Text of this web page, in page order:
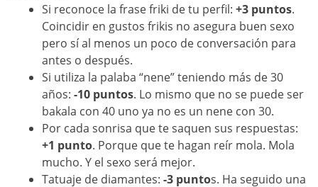
Si reconoce la frase friki de tu perfil:+3 puntos.
Coincidir en gustos frikis no asegura buen sexo
pero sí al menos un poco de conversación para
antes o después.
Si utiliza la palaba “nene” teniendo más de 30
años: -10 puntos. Lo mismo que no se puede ser
bakala con 40 uno ya no es un nene con 30.
Por cada sonrisa que te saquen sus respuestas:
+1 punto. Porque que te hagan reír mola. Mola
mucho. Y el sexo será mejor.
Tatuaje de diamantes: -3 puntos. Ha seguido una